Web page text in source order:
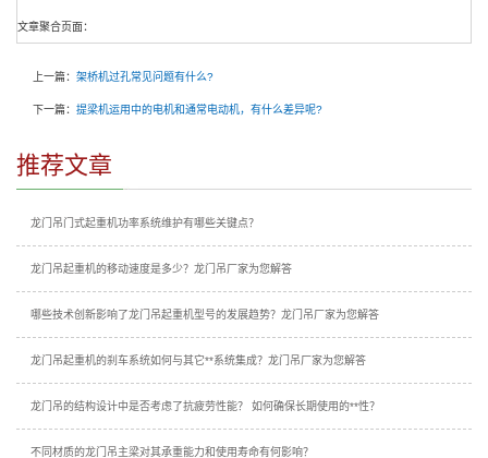
文章聚合页面：
上一篇： 架桥机过孔常见问题有什么?
下一篇： 提梁机运用中的电机和通常电动机，有什么差异呢?
推荐文章
龙门吊门式起重机功率系统维护有哪些关键点？
龙门吊起重机的移动速度是多少？龙门吊厂家为您解答
哪些技术创新影响了龙门吊起重机型号的发展趋势？龙门吊厂家为您解答
龙门吊起重机的刹车系统如何与其它**系统集成？龙门吊厂家为您解答
龙门吊的结构设计中是否考虑了抗疲劳性能？ 如何确保长期使用的**性？
不同材质的龙门吊主梁对其承重能力和使用寿命有何影响？